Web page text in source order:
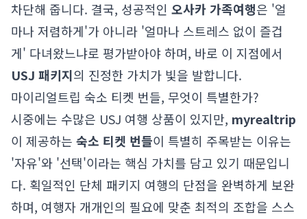
차단해 줍니다. 결국, 성공적인 오사카 가족여행은 '얼
마나 저렴하게'가 아니라 '얼마나 스트레스 없이 즐겁
게' 다녀왔느냐로 평가받아야 하며, 바로 이 지점에서
USJ 패키지의 진정한 가치가 빛을 발합니다.
마이리얼트립 숙소 티켓 번들, 무엇이 특별한가?
시중에는 수많은 USJ 여행 상품이 있지만, myrealtrip
이 제공하는 숙소 티켓 번들이 특별히 주목받는 이유는
'자유'와 '선택'이라는 핵심 가치를 담고 있기 때문입니
다. 획일적인 단체 패키지 여행의 단점을 완벽하게 보완
하며, 여행자 개개인의 필요에 맞춘 최적의 조합을 스스